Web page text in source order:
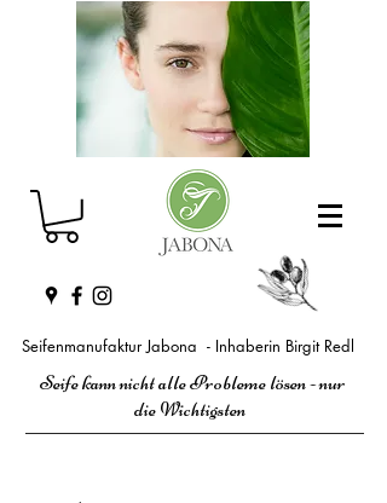
Seifenmanufaktur Jabona - Inhaberin Birgit Redl
Seife kann nicht alle Probleme lösen - nur
die Wichtigsten